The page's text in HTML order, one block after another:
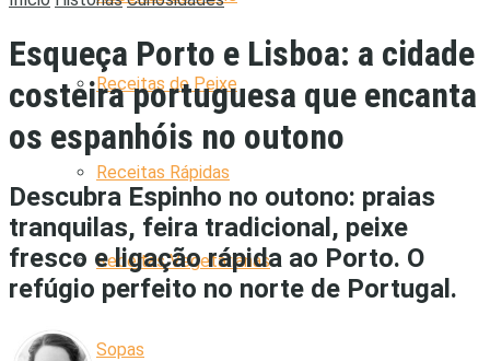
Receitas de Peixe
Receitas Rápidas
Receitas Vegetarianas
Sopas
Esqueça Porto e Lisboa: a cidade
costeira portuguesa que encanta
os espanhóis no outono
Descubra Espinho no outono: praias
tranquilas, feira tradicional, peixe
fresco e ligação rápida ao Porto. O
refúgio perfeito no norte de Portugal.